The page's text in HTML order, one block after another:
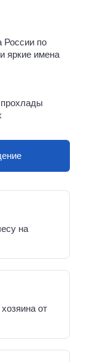
России по
яркие имена
на
от